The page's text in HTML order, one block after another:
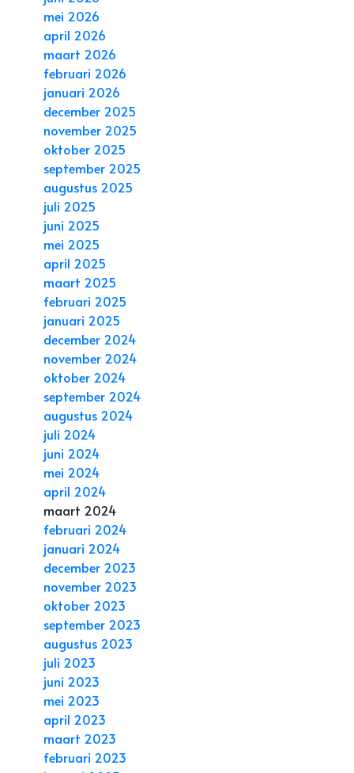
mei 2026
april 2026
maart 2026
februari 2026
januari 2026
december 2025
november 2025
oktober 2025
september 2025
augustus 2025
juli 2025
juni 2025
mei 2025
april 2025
maart 2025
februari 2025
januari 2025
december 2024
november 2024
oktober 2024
september 2024
augustus 2024
juli 2024
juni 2024
mei 2024
april 2024
maart 2024
februari 2024
januari 2024
december 2023
november 2023
oktober 2023
september 2023
augustus 2023
juli 2023
juni 2023
mei 2023
april 2023
maart 2023
februari 2023